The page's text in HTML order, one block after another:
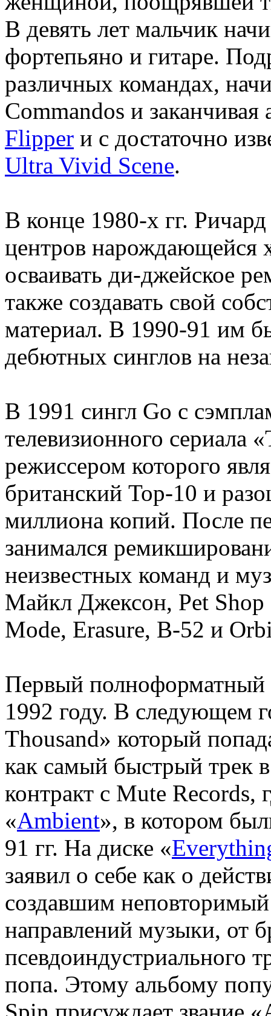
В девять лет мальчик
фортепьяно и гитаре.
различных командах,
Commandos и
Flipper и с достаточно
Ultra Vivid Scene.
В конце 1980-х гг.
центров нарождающейся
осваивать ди-джейское
также создавать свой
материал. В 1990-91 им
дебютных синглов на
В 1991 сингл Go с
телевизионного сериала
режиссером которого
британский Top-10 и
миллиона копий. После
занимался
неизвестных команд и
Майкл Джексон, Pet
Mode, Erasure, B-52 и
Первый полноформатный
1992 году. В следующем
Thousand» который
как самый быстрый трек
контракт с Mute Records,
«Ambient», в котором
91 гг. На диске «
заявил о себе как о
создавшим
направлений музыки, от
псевдоиндустриального
попа. Этому альбому